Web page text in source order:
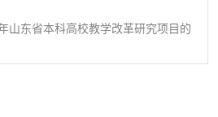
山东省本科高校教学改革研究项目的